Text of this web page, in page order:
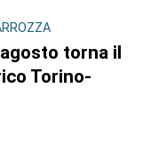
torna il
Torino-